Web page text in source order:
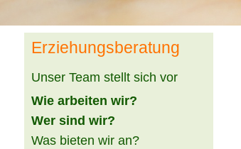
Erziehungsberatung
Unser Team stellt sich vor
Wie arbeiten wir?
Wer sind wir?
Was bieten wir an?